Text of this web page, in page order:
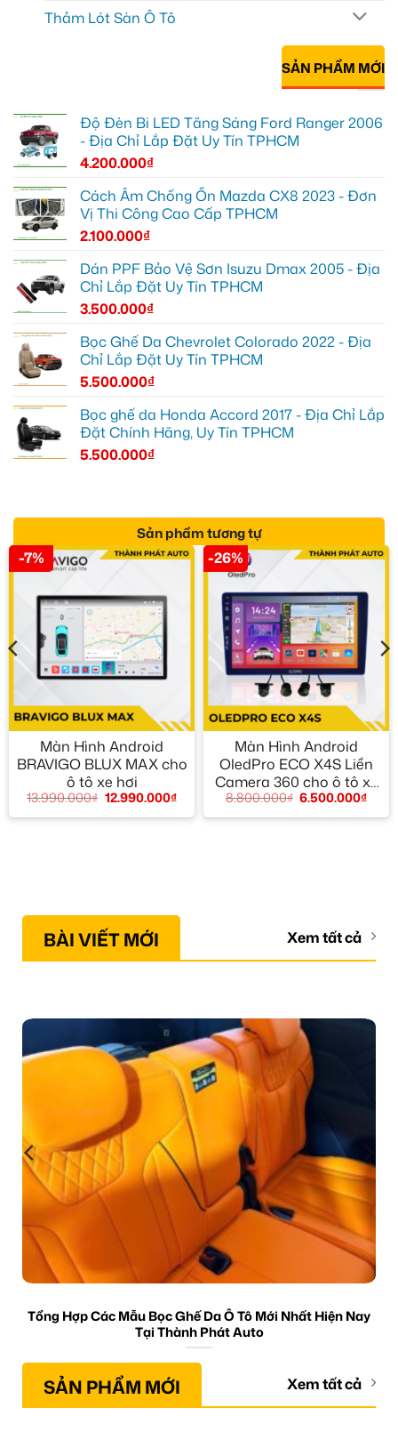
Thảm Lót Sàn Ô Tô
SẢN PHẨM MỚI
Độ Đèn Bi LED Tăng Sáng Ford Ranger 2006
- Địa Chỉ Lắp Đặt Uy Tín TPHCM
4.200.000₫
Cách Âm Chống Ồn Mazda CX8 2023 - Đơn
Vị Thi Công Cao Cấp TPHCM
2.100.000₫
Dán PPF Bảo Vệ Sơn Isuzu Dmax 2005 - Địa
Chỉ Lắp Đặt Uy Tín TPHCM
3.500.000₫
Bọc Ghế Da Chevrolet Colorado 2022 - Địa
Chỉ Lắp Đặt Uy Tín TPHCM
5.500.000₫
Bọc ghế da Honda Accord 2017 - Địa Chỉ Lắp
Đặt Chính Hãng, Uy Tín TPHCM
5.500.000₫
Sản phẩm tương tự
-7%
Màn Hình Android
BRAVIGO BLUX MAX cho
ô tô xe hơi
13.990.000₫ 12.990.000₫
-26%
Màn Hình Android
OledPro ECO X4S Liền
Camera 360 cho ô tô xe
hơi
8.800.000₫ 6.500.000₫
BÀI VIẾT MỚI Xem tất cả
Tổng Hợp Các Mẫu Bọc Ghế Da Ô Tô Mới Nhất Hiện Nay
Tại Thành Phát Auto
SẢN PHẨM MỚI Xem tất cả